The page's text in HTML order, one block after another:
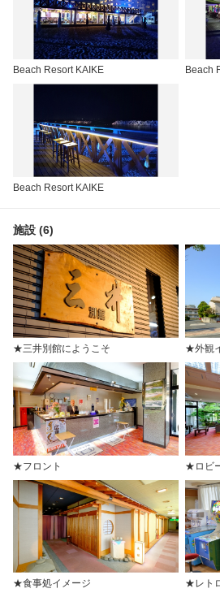
Beach Resort KAIKE Beach
Beach Resort KAIKE
施設 (6)
★三井別館にようこそ ★外観
★フロント ★ロビ
★食事処イメージ ★レト